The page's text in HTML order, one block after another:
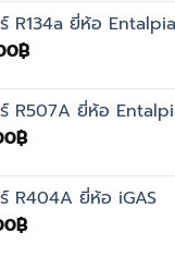
4,500.00฿.
R134a ยี่ห้อ
฿
R507A ยี่ห้อ
฿
R404A ยี่ห้อ iGAS
฿